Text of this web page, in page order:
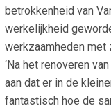
betrokkenheid van
werkelijkheid
werkzaamheden met
‘Na het renoveren
aan dat er in de
fantastisch hoe de